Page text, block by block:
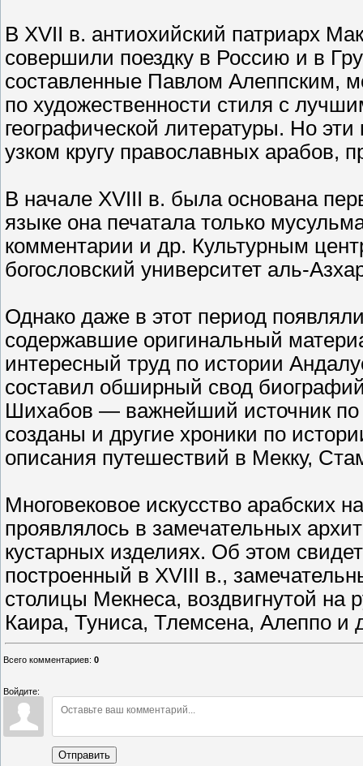
В XVII в. антиохийский патриарх
совершили поездку в Россию и в
составленные Павлом Алеппским,
по художественности стиля с
географической литературы. Но
узком кругу православных арабов,
В начале XVIII в. была основана
языке она печатала только
комментарии и др. Культурным
богословский университет аль-
Однако даже в этот период
содержавшие оригинальный
интересный труд по истории
составил обширный свод
Шихабов — важнейший источник по
созданы и другие хроники по
описания путешествий в Мекку,
Многовековое искусство арабских
проявлялось в замечательных
кустарных изделиях. Об этом
построенный в XVIII в.,
столицы Мекнеса, воздвигнутой на
Каира, Туниса, Тлемсена, Алеппо и
Всего комментариев: 0
Войдите:
Отправить